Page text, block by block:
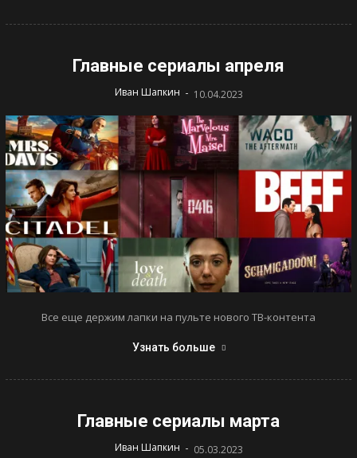
Главные сериалы апреля
Иван Шапкин - 10.04.2023
Все еще держим лапки на пульте нового ТВ-контента
Узнать больше
Главные сериалы марта
Иван Шапкин - 05.03.2023